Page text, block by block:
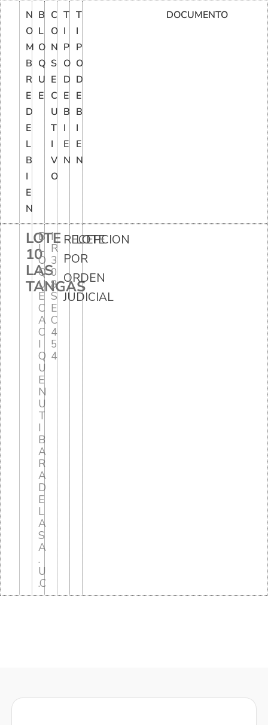
N
O
M
B
R
E
D
E
L
B
I
E
N
B
L
O
Q
U
E
C
O
N
S
E
C
U
T
I
V
O
T
I
P
O
D
E
B
I
E
N
T
I
P
O
D
E
B
I
E
N
DOCUMENTO
LOTE
10
LAS
TANGAS
B
L
O
Q
U
E
C
A
C
I
Q
U
E
N
U
T
I
B
A
R
A
D
E
L
A
S
A
.
U
.C
I
R
3
0
8
S
E
C
4
5
4
RECEPCION
POR
ORDEN
JUDICIAL
LOTE